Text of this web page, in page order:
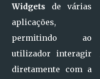
Widgets de várias
aplicações,
permitindo ao
utilizador interagir
diretamente com a